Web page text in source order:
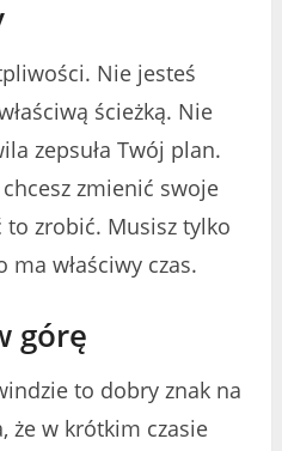
Nie jesteś
ścieżką. Nie
zepsuła Twój plan.
zmienić swoje
to zrobić. Musisz tylko
ma właściwy czas.
górę
to dobry znak na
że ​​w krótkim czasie